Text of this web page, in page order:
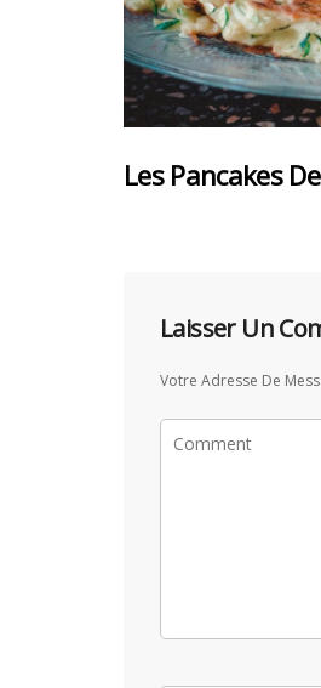
Les Pancakes
Laisser Un
Votre Adresse De